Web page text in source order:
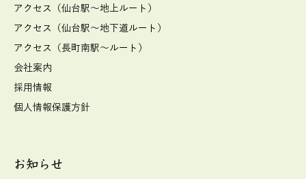
アクセス（仙台駅～地上ルート）
アクセス（仙台駅～地下道ルート）
アクセス（長町南駅～ルート）
会社案内
採用情報
個人情報保護方針
お知らせ